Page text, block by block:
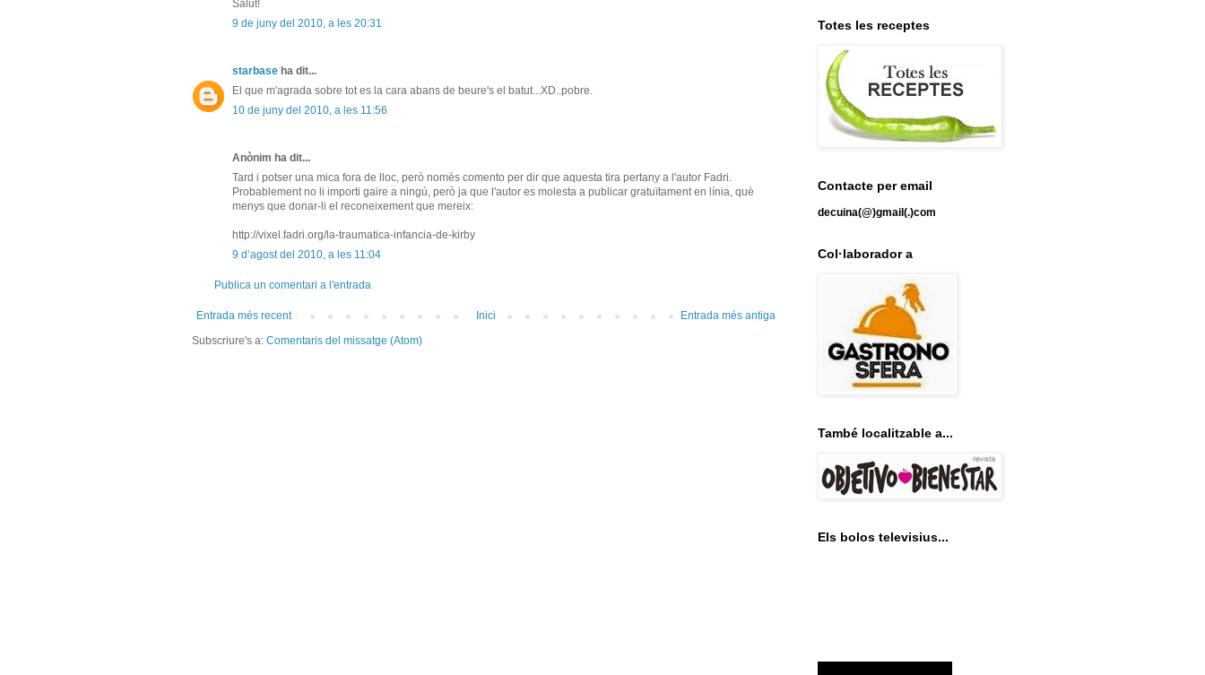
Salut!
9 de juny del 2010, a les 20:31
starbase ha dit...
El que m'agrada sobre tot es la cara abans de beure's el batut...XD..pobre.
10 de juny del 2010, a les 11:56
Anònim ha dit...
Tard i potser una mica fora de lloc, però només comento per dir que aquesta tira pertany a l'autor Fadri.
Probablement no li importi gaire a ningú, però ja que l'autor es molesta a publicar gratuïtament en línia, què
menys que donar-li el reconeixement que mereix:
http://vixel.fadri.org/la-traumatica-infancia-de-kirby
9 d’agost del 2010, a les 11:04
Publica un comentari a l'entrada
Entrada més recent Entrada més antiga
Inici
Subscriure's a: Comentaris del missatge (Atom)
Totes les receptes
Contacte per email
decuina(@)gmail(.)com
Col·laborador a
També localitzable a...
Els bolos televisius...